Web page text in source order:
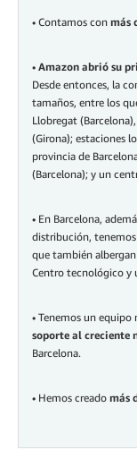
• Contamos con más
• Amazon abrió su
Desde entonces, la
tamaños, entre los
Llobregat
(Girona); estaciones
provincia de
(Barcelona); y un
• En Barcelona,
distribución, tenemos
que también
Centro tecnológico y
• Tenemos un
soporte al creciente
Barcelona.
• Hemos creado más